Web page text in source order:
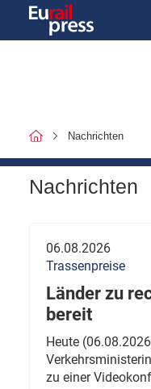
Nachrichten
Nachrichten
06.08.2026
Trassenpreise
Länder zu
bereit
Heute
zu einer